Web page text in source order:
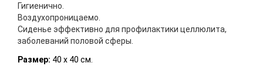
Гигиенично.
Воздухопроницаемо.
Сиденье эффективно для профилактики целлюлита,
заболеваний половой сферы.
Размер: 40 х 40 см.